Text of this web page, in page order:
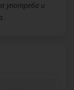
употреба и